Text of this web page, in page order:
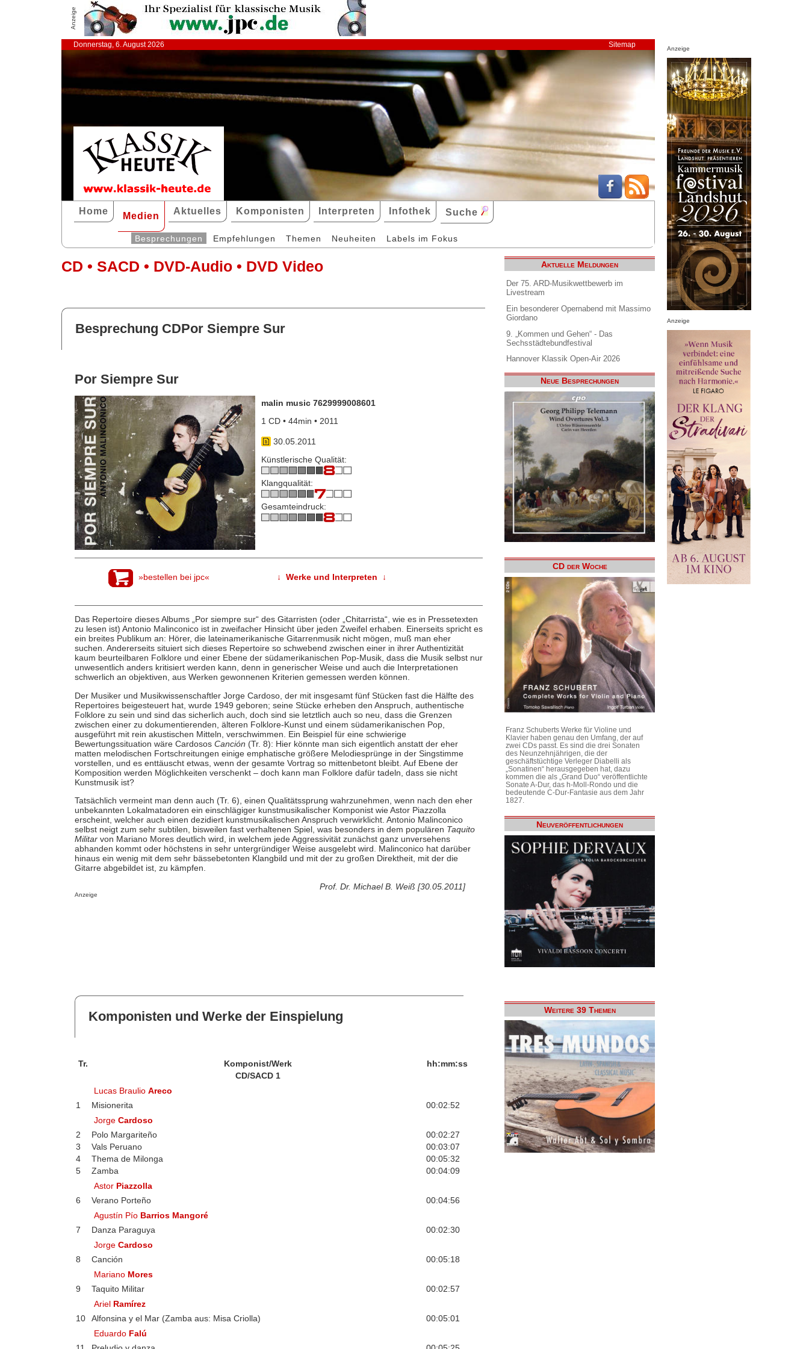
Anzeige
Donnerstag, 6. August 2026 Sitemap
Home Medien Aktuelles Komponisten Interpreten Infothek Suche
Besprechungen Empfehlungen Themen Neuheiten Labels im Fokus
CD • SACD • DVD-Audio • DVD Video
Besprechung CDPor Siempre Sur
Por Siempre Sur
malin music 7629999008601
1 CD • 44min • 2011
30.05.2011
Künstlerische Qualität:
Klangqualität:
Gesamteindruck:
»bestellen bei jpc« ↓ Werke und Interpreten ↓
Das Repertoire dieses Albums „Por siempre sur“ des Gitarristen (oder „Chitarrista“, wie es in Pressetexten
zu lesen ist) Antonio Malinconico ist in zweifacher Hinsicht über jeden Zweifel erhaben. Einerseits spricht es
ein breites Publikum an: Hörer, die lateinamerikanische Gitarrenmusik nicht mögen, muß man eher
suchen. Andererseits situiert sich dieses Repertoire so schwebend zwischen einer in ihrer Authentizität
kaum beurteilbaren Folklore und einer Ebene der südamerikanischen Pop-Musik, dass die Musik selbst nur
unwesentlich anders kritisiert werden kann, denn in generischer Weise und auch die Interpretationen
schwerlich an objektiven, aus Werken gewonnenen Kriterien gemessen werden können.
Der Musiker und Musikwissenschaftler Jorge Cardoso, der mit insgesamt fünf Stücken fast die Hälfte des
Repertoires beigesteuert hat, wurde 1949 geboren; seine Stücke erheben den Anspruch, authentische
Folklore zu sein und sind das sicherlich auch, doch sind sie letztlich auch so neu, dass die Grenzen
zwischen einer zu dokumentierenden, älteren Folklore-Kunst und einem südamerikanischen Pop,
ausgeführt mit rein akustischen Mitteln, verschwimmen. Ein Beispiel für eine schwierige
Bewertungssituation wäre Cardosos Canción (Tr. 8): Hier könnte man sich eigentlich anstatt der eher
matten melodischen Fortschreitungen einige emphatische größere Melodiesprünge in der Singstimme
vorstellen, und es enttäuscht etwas, wenn der gesamte Vortrag so mittenbetont bleibt. Auf Ebene der
Komposition werden Möglichkeiten verschenkt – doch kann man Folklore dafür tadeln, dass sie nicht
Kunstmusik ist?
Tatsächlich vermeint man denn auch (Tr. 6), einen Qualitätssprung wahrzunehmen, wenn nach den eher
unbekannten Lokalmatadoren ein einschlägiger kunstmusikalischer Komponist wie Astor Piazzolla
erscheint, welcher auch einen dezidiert kunstmusikalischen Anspruch verwirklicht. Antonio Malinconico
selbst neigt zum sehr subtilen, bisweilen fast verhaltenen Spiel, was besonders in dem populären Taquito
Militarvon Mariano Mores deutlich wird, in welchem jede Aggressivität zunächst ganz unversehens
abhanden kommt oder höchstens in sehr untergründiger Weise ausgelebt wird. Malinconico hat darüber
hinaus ein wenig mit dem sehr bässebetonten Klangbild und mit der zu großen Direktheit, mit der die
Gitarre abgebildet ist, zu kämpfen.
Prof. Dr. Michael B. Weiß [30.05.2011]
Anzeige
Komponisten und Werke der Einspielung
Tr. Komponist/Werk
hh:mm:ss
CD/SACD 1
Lucas BraulioAreco
1
Misionerita
00:02:52
JorgeCardoso
2
Polo Margariteño
00:02:27
3
Vals Peruano
00:03:07
4
Thema de Milonga
00:05:32
5
Zamba
00:04:09
Astor Piazzolla
6
Verano Porteño
00:04:56
Agustín Pío Barrios Mangoré
7
Danza Paraguya
00:02:30
JorgeCardoso
8
Canción
00:05:18
Mariano Mores
9
Taquito Militar
00:02:57
Ariel Ramírez
10
Alfonsina y el Mar (Zamba aus: Misa Criolla)
00:05:01
Eduardo Falú
Aktuelle Meldungen
Der 75. ARD-Musikwettbewerb im
Livestream
Ein besonderer Opernabend mit Massimo
Giordano
9. „Kommen und Gehen“ - Das
Sechsstädtebundfestival
Hannover Klassik Open-Air 2026
Neue Besprechungen
CD der Woche
Franz Schuberts Werke für Violine und
Klavier haben genau den Umfang, der auf
zwei CDs passt. Es sind die drei Sonaten
des Neunzehnjährigen, die der
geschäftstüchtige Verleger Diabelli als
„Sonatinen“ herausgegeben hat, dazu
kommen die als „Grand Duo“ veröffentlichte
Sonate A-Dur, das h-Moll-Rondo und die
bedeutende C-Dur-Fantasie aus dem Jahr
1827.
Neuveröffentlichungen
Weitere 39 Themen
Anzeige
Anzeige